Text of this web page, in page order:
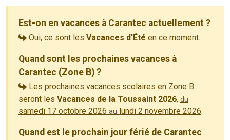
Est-on en vacances à Carantec actuellement ?
Oui, ce sont les Vacances d'Été en ce moment.
Quand sont les prochaines vacances à
Carantec (Zone B) ?
Les prochaines vacances scolaires en Zone B
seront les Vacances de la Toussaint 2026, du
samedi 17 octobre 2026 au lundi 2 novembre 2026.
Quand est le prochain jour férié de Carantec